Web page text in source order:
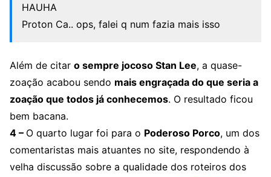
HAUHA
Proton Ca.. ops, falei q num fazia mais isso
Além de citar o sempre jocoso Stan Lee, a quase-
zoação acabou sendo mais engraçada do que seria a
zoação que todos já conhecemos. O resultado ficou
bem bacana.
4 – O quarto lugar foi para o Poderoso Porco, um dos
comentaristas mais atuantes no site, respondendo à
velha discussão sobre a qualidade dos roteiros dos